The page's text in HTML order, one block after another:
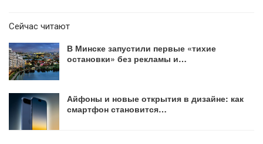
Сейчас читают
В Минске запустили первые «тихие
остановки» без рекламы и…
Айфоны и новые открытия в дизайне: как
смартфон становится…